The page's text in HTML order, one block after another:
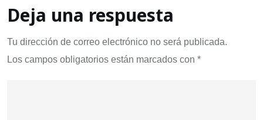
Deja una respuesta
Tu dirección de correo electrónico no será publicada.
Los campos obligatorios están marcados con *